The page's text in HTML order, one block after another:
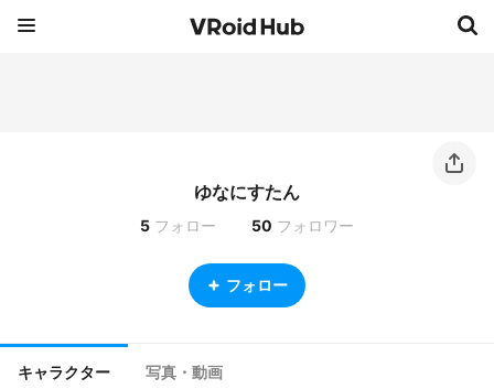
ゆなにすたん
5 フォロー 50 フォロワー
フォロー
キャラクター 写真・動画